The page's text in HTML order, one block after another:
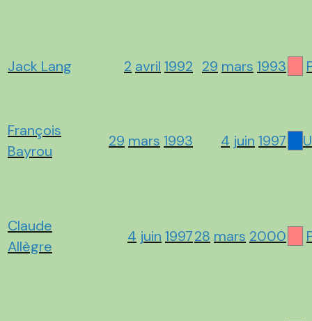
Jack Lang 2 avril 1992 29 mars 1993
François
Bayrou
29 mars 1993 4 juin 1997
Claude
Allègre
4 juin 199728 mars 2000